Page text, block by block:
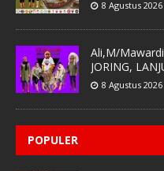
8 Agustus 2026
Ali,M/
JORING,
8 Agustus 2026
POPULER